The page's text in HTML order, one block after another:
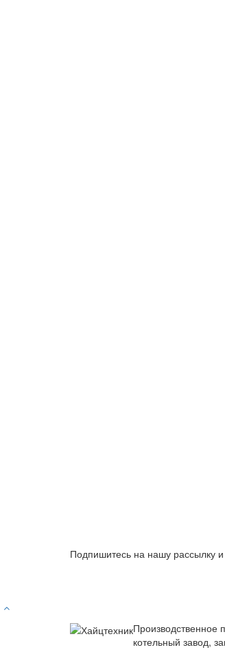
Подпишитесь на нашу рассылку
Производственное
котельный завод,